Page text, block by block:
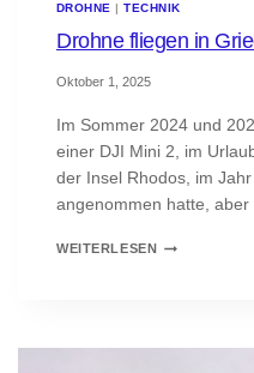
DROHNE |TECHNIK
Drohne fliegen in
Oktober 1, 2025
Im Sommer 2024 und
einer DJI Mini 2, im
der Insel Rhodos, im
angenommen hatte, aber
WEITERLESENDROHNE